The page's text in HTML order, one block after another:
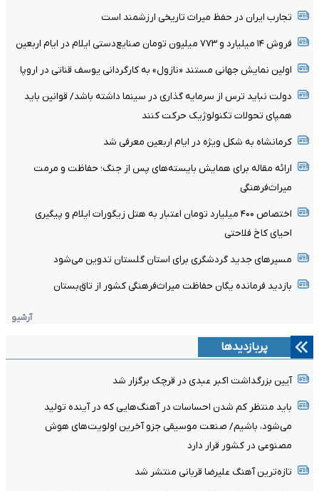
تجارب ایران در حفظ میراث تاریخی ارزشمند است
فروش ۱۴ میلیارد و ۷۷۳ میلیون تومان صنایع‌دستی ایلام در ایام اربعین
اولین نمایش جهانی مستند «نازول» به کارگردانی یوسف قناتی در اروپا
دولت نباید ترس از سرمایه گذاری در سینما داشته باشد/ قوانین باید
همپای تحولات تکنولوژیک حرکت کنند
کرمانشاه به شکل ویژه در ایام اربعین معرفی شد
ارائه مقاله برای همایش بایسته‌های پس از جنگ؛ حفاظت و مرمت
میراث‌فرهنگی
اختصاص ۴۰۰ میلیارد تومان اعتبار به هتل زیگورات ایلام و پیگیری
احیای کاخ فلاحتی
مسیرهای جدید گردشگری برای استان گلستان تدوین می‌شود
بازدید فرمانده یگان حفاظت میراث‌فرهنگی کشور از تاق‌بستان
آرشیو
پربازدیدها
آیین بزرگداشت اکبر عبدی در قرچک برگزار شد
باید منتظر کم شدن احساسات در آهنگ‌هایی که در آینده تولید
می‌شود، باشیم/ صنعت موسیقی جزو آخرین اولویت‌های هوش
مصنوعی در کشور قرار دارد
تازه‌ترین آهنگ علیرضا قربانی منتشر شد